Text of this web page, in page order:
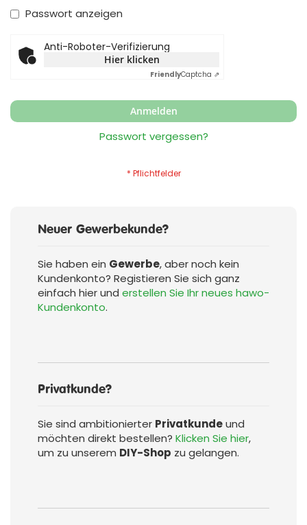
Passwort anzeigen
Anti-Roboter-Verifizierung
Hier klicken
FriendlyCaptcha ⇗
Anmelden
Passwort vergessen?
Neuer Gewerbekunde?
Sie haben ein Gewerbe, aber noch kein
Kundenkonto? Registieren Sie sich ganz
einfach hier und erstellen Sie Ihr neues hawo-
Kundenkonto.
Privatkunde?
Sie sind ambitionierter Privatkundeund
möchten direkt bestellen? Klicken Sie hier,
um zu unserem DIY-Shop zu gelangen.